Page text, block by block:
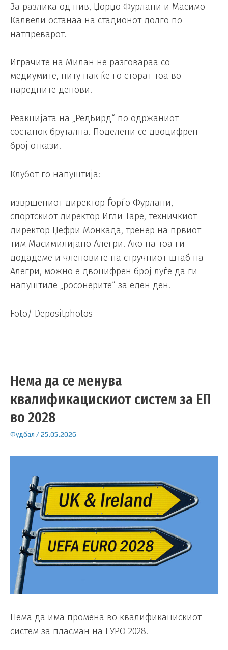
За разлика од нив, Џорџо Фурлани и Масимо
Калвели останаа на стадионот долго по
натпреварот.
Играчите на Милан не разговараа со
медиумите, ниту пак ќе го сторат тоа во
наредните денови.
Реакцијата на „РедБирд“ по одржаниот
состанок брутална. Поделени се двоцифрен
број откази.
Клубот го напуштија:
извршениот директор Ѓорѓо Фурлани,
спортскиот директор Игли Таре, техничкиот
директор Џефри Монкада, тренер на првиот
тим Масимилијано Алегри. Ако на тоа ги
додадеме и членовите на стручниот штаб на
Алегри, можно е двоцифрен број луѓе да ги
напуштиле „росонерите“ за еден ден.
Foto/ Depositphotos
Нема да се менува
квалификацискиот систем за ЕП
во 2028
Фудбал /25.05.2026
Нема да има промена во квалификацискиот
систем за пласман на ЕУРО 2028.